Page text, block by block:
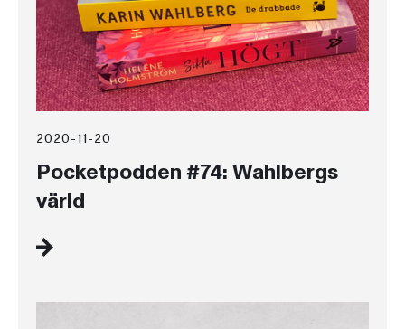
2020-11-20
Pocketpodden #74: Wahlbergs
värld